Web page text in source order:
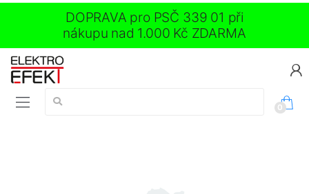
DOPRAVA pro PSČ 339 01 při
nákupu nad 1.000 Kč ZDARMA
Vyhledávání:
0